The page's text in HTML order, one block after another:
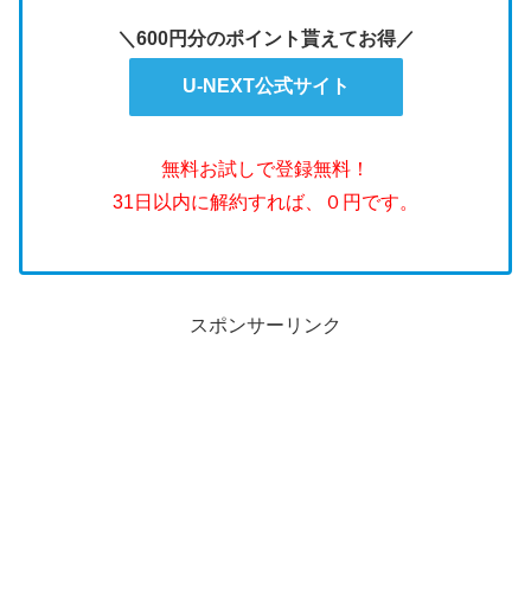
＼600円分のポイント貰えてお得／
U-NEXT公式サイト
無料お試しで登録無料！
31日以内に解約すれば、０円です。
スポンサーリンク